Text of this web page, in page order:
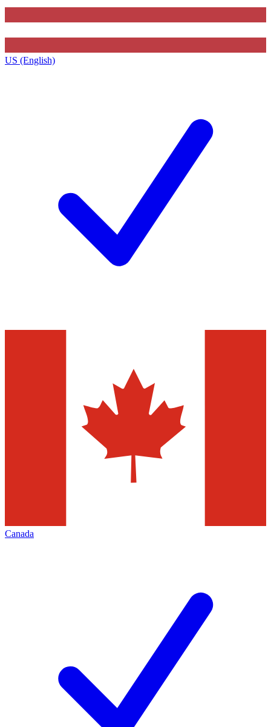
US (English)
Canada